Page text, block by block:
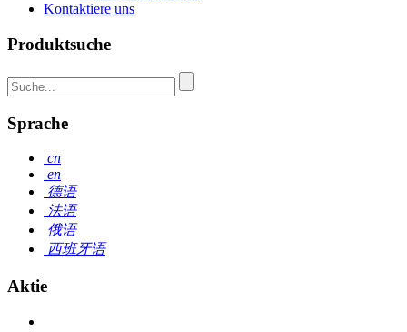
Kontaktiere uns
Produktsuche
Sprache
cn
en
德语
法语
俄语
西班牙语
Aktie